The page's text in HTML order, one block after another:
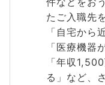
たご入職先
「自宅から
「医療機器
「年収
る」など、